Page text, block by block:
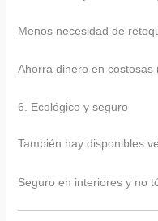
Menos necesidad de
Ahorra dinero en costosas
6. Ecológico y seguro
También hay disponibles
Seguro en interiores y no